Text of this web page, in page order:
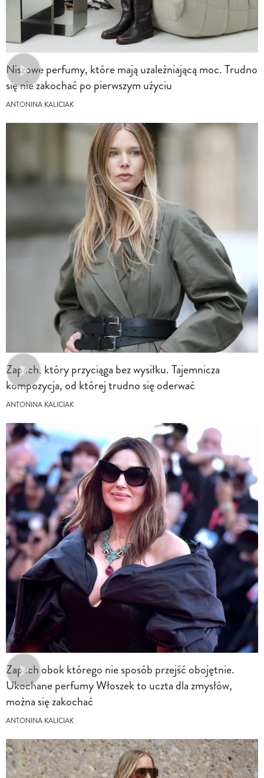
Niszowe perfumy, które mają uzależniającą moc. Trudno
się nie zakochać po pierwszym użyciu
ANTONINA KALICIAK
Zapach, który przyciąga bez wysiłku. Tajemnicza
kompozycja, od której trudno się oderwać
ANTONINA KALICIAK
Zapach obok którego nie sposób przejść obojętnie.
Ukochane perfumy Włoszek to uczta dla zmysłów,
można się zakochać
ANTONINA KALICIAK